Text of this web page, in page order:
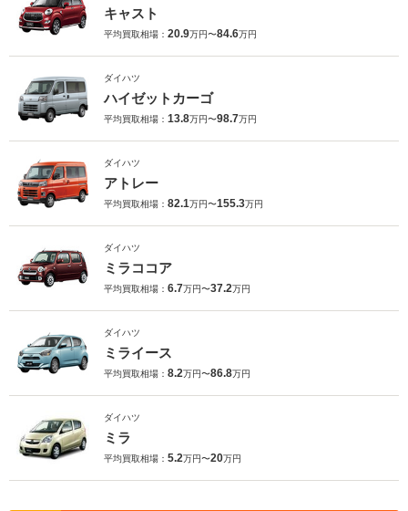
キャスト
平均買取相場： 20.9万円〜84.6万円
ダイハツ
ハイゼットカーゴ
平均買取相場： 13.8万円〜98.7万円
ダイハツ
アトレー
平均買取相場： 82.1万円〜155.3万円
ダイハツ
ミラココア
平均買取相場： 6.7万円〜37.2万円
ダイハツ
ミライース
平均買取相場： 8.2万円〜86.8万円
ダイハツ
ミラ
平均買取相場： 5.2万円〜20万円